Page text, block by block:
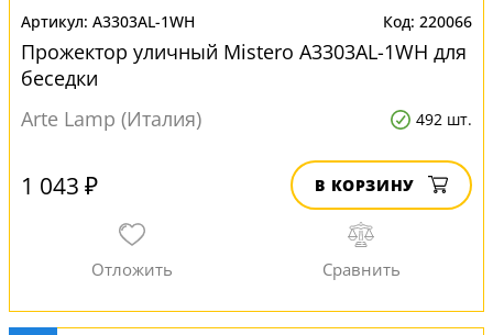
A3303AL-1WH 220066
Прожектор уличный Mistero A3303AL-1WH для
беседки
Arte Lamp (Италия)
492 шт.
1 043 ₽ В КОРЗИНУ